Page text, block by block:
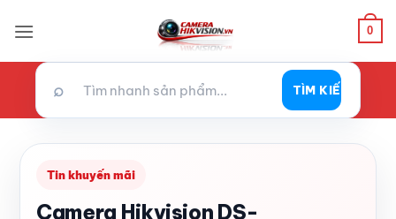
qua
0
⌕ TÌM KIẾM
Tin khuyến mãi
Camera Hikvision DS-